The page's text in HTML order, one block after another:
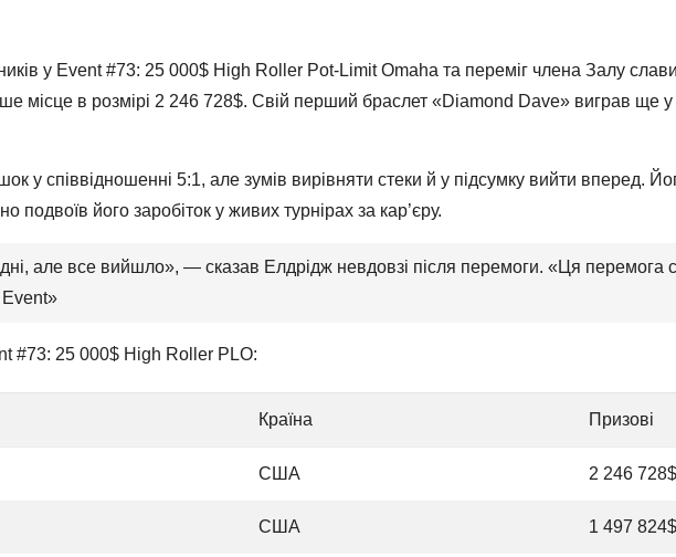
у Event #73: 25 000$ High Roller Pot-Limit Omaha та переміг члена Залу
місце в розмірі 2 246 728$. Свій перший браслет «Diamond Dave» виграв ще
у співвідношенні 5:1, але зумів вирівняти стеки й у підсумку вийти вперед.
його заробіток у живих турнірах за кар’єру.
але все вийшло», — сказав Елдрідж невдовзі після перемоги. «Ця перемога
#73: 25 000$ High Roller PLO:
Країна Призові
США 2 246 728$
США 1 497 824$